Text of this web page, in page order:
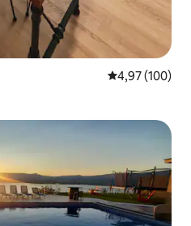
4,97 (100)